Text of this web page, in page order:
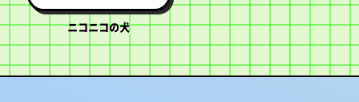
ニコニコの犬